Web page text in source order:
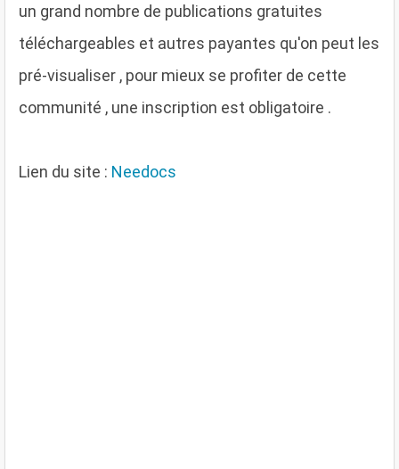
un grand nombre de publications gratuites
téléchargeables et autres payantes qu'on peut les
pré-visualiser , pour mieux se profiter de cette
communité , une inscription est obligatoire .
Lien du site : Needocs